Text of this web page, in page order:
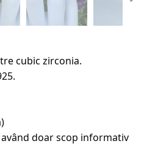
cubic zirconia.
doar scop informativ